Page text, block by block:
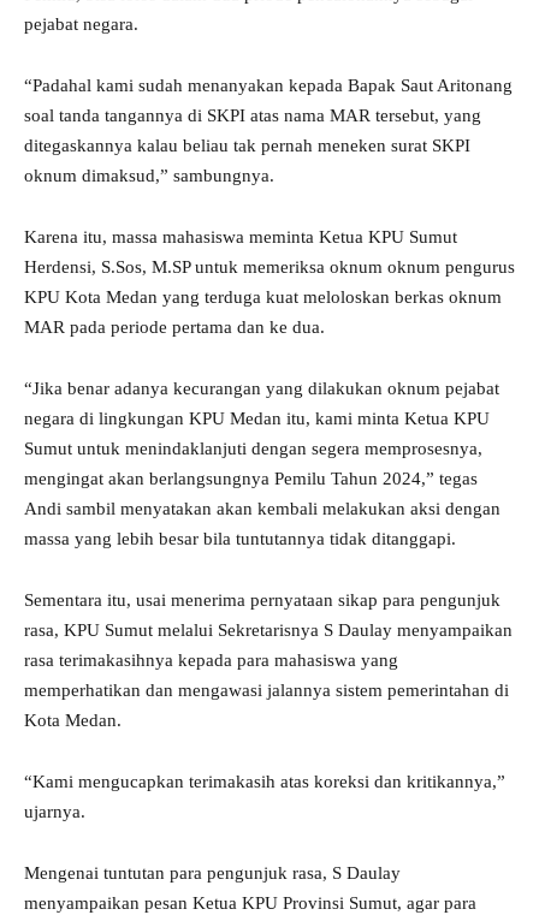
pejabat negara.
“Padahal kami sudah menanyakan kepada Bapak Saut Aritonang
soal tanda tangannya di SKPI atas nama MAR tersebut, yang
ditegaskannya kalau beliau tak pernah meneken surat SKPI
oknum dimaksud,” sambungnya.
Karena itu, massa mahasiswa meminta Ketua KPU Sumut
Herdensi, S.Sos, M.SP untuk memeriksa oknum oknum pengurus
KPU Kota Medan yang terduga kuat meloloskan berkas oknum
MAR pada periode pertama dan ke dua.
“Jika benar adanya kecurangan yang dilakukan oknum pejabat
negara di lingkungan KPU Medan itu, kami minta Ketua KPU
Sumut untuk menindaklanjuti dengan segera memprosesnya,
mengingat akan berlangsungnya Pemilu Tahun 2024,” tegas
Andi sambil menyatakan akan kembali melakukan aksi dengan
massa yang lebih besar bila tuntutannya tidak ditanggapi.
Sementara itu, usai menerima pernyataan sikap para pengunjuk
rasa, KPU Sumut melalui Sekretarisnya S Daulay menyampaikan
rasa terimakasihnya kepada para mahasiswa yang
memperhatikan dan mengawasi jalannya sistem pemerintahan di
Kota Medan.
“Kami mengucapkan terimakasih atas koreksi dan kritikannya,”
ujarnya.
Mengenai tuntutan para pengunjuk rasa, S Daulay
menyampaikan pesan Ketua KPU Provinsi Sumut, agar para